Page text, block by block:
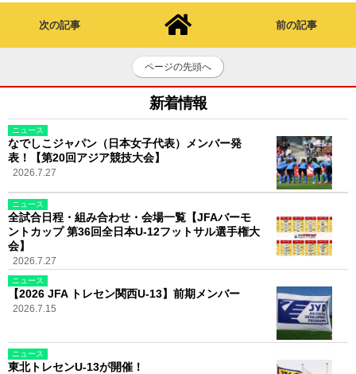
次の記事 前の記事
ページの先頭へ
新着情報
ニュース
なでしこジャパン（日本女子代表）メンバー発
表！【第20回アジア競技大会】
2026.7.27
ニュース
全試合日程・組み合わせ・会場一覧【JFAバーモ
ントカップ 第36回全日本U-12フットサル選手権大
会】
2026.7.27
ニュース
【2026 JFA トレセン関西U-13】前期メンバー
2026.7.15
ニュース
東北トレセンU-13が開催！